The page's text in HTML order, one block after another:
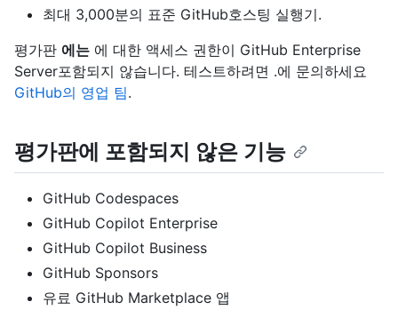
최대 3,000분의 표준 GitHub호스팅 실행기.
평가판 에는 에 대한 액세스 권한이 GitHub Enterprise
Server포함되지 않습니다. 테스트하려면 .에 문의하세요
GitHub의 영업 팀.
평가판에 포함되지 않은 기능
GitHub Codespaces
GitHub Copilot Enterprise
GitHub Copilot Business
GitHub Sponsors
유료 GitHub Marketplace 앱